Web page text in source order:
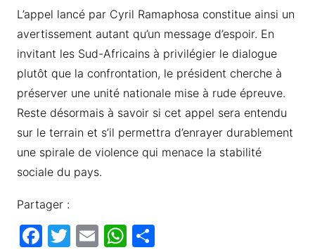
L’appel lancé par Cyril Ramaphosa constitue ainsi un
avertissement autant qu’un message d’espoir. En
invitant les Sud-Africains à privilégier le dialogue
plutôt que la confrontation, le président cherche à
préserver une unité nationale mise à rude épreuve.
Reste désormais à savoir si cet appel sera entendu
sur le terrain et s’il permettra d’enrayer durablement
une spirale de violence qui menace la stabilité
sociale du pays.
Partager :
F T E W P